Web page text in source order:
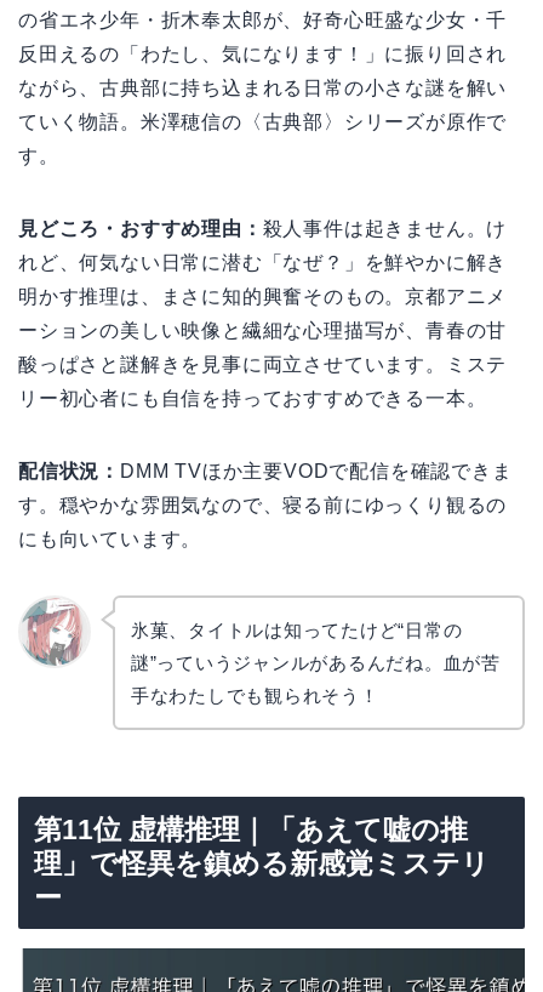
の省エネ少年・折木奉太郎が、好奇心旺盛な少女・千
反田えるの「わたし、気になります！」に振り回され
ながら、古典部に持ち込まれる日常の小さな謎を解い
ていく物語。米澤穂信の〈古典部〉シリーズが原作で
す。
見どころ・おすすめ理由： 殺人事件は起きません。け
れど、何気ない日常に潜む「なぜ？」を鮮やかに解き
明かす推理は、まさに知的興奮そのもの。京都アニメ
ーションの美しい映像と繊細な心理描写が、青春の甘
酸っぱさと謎解きを見事に両立させています。ミステ
リー初心者にも自信を持っておすすめできる一本。
配信状況： DMM TVほか主要VODで配信を確認できま
す。穏やかな雰囲気なので、寝る前にゆっくり観るの
にも向いています。
氷菓、タイトルは知ってたけど“日常の
謎”っていうジャンルがあるんだね。血が苦
手なわたしでも観られそう！
第11位 虚構推理｜「あえて嘘の推
理」で怪異を鎮める新感覚ミステリ
ー